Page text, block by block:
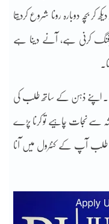
کر بچہ دوبارہ رونا شروع کردیتا
کرنی ہے، آنے دینا ہے
اپنے ذہن کے ساتھ طلب کی
سے نجات چاہیے تو کرنا پڑے
آپ کے کنٹرول میں آنا